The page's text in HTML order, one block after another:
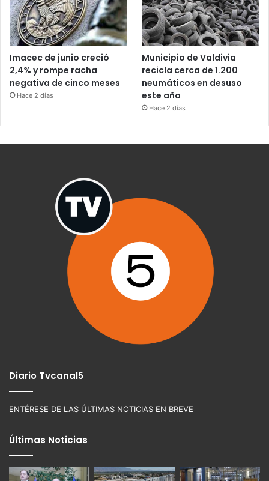
Imacec de junio creció
2,4% y rompe racha
negativa de cinco meses
Hace 2 días
Municipio de Valdivia
recicla cerca de 1.200
neumáticos en desuso
este año
Hace 2 días
Diario Tvcanal5
ENTÉRESE DE LAS ÚLTIMAS NOTICIAS EN BREVE
Últimas Noticias